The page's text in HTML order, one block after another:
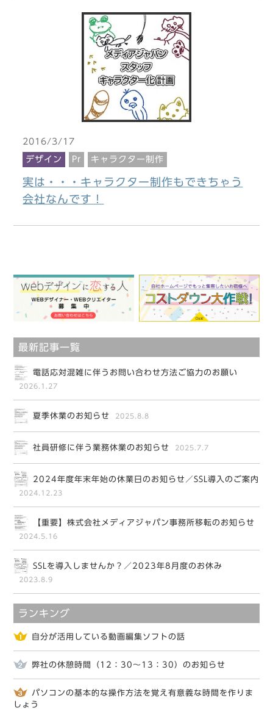
2016/3/17
デザイン Pr キャラクター制作
実は・・・キャラクター制作もできちゃう
会社なんです！
最新記事一覧
電話応対混雑に伴うお問い合わせ方法ご協力のお願い
2026.1.27
夏季休業のお知らせ 2025.8.8
社員研修に伴う業務休業のお知らせ 2025.7.7
2024年度年末年始の休業日のお知らせ／SSL導入のご案内
2024.12.23
【重要】株式会社メディアジャパン事務所移転のお知らせ
2024.5.16
SSLを導入しませんか？／2023年8月度のお休み
2023.8.9
ランキング
自分が活用している動画編集ソフトの話
弊社の休憩時間（12：30～13：30）のお知らせ
パソコンの基本的な操作方法を覚え有意義な時間を作りま
しょう